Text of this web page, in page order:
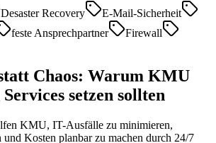
Desaster Recovery
E‑Mail‑Sicherheit
feste Ansprechpartner
Firewall
Chaos: Warum KMU
setzen sollten
KMU, IT-Ausfälle zu minimieren,
und Kosten planbar zu machen durch 24/7